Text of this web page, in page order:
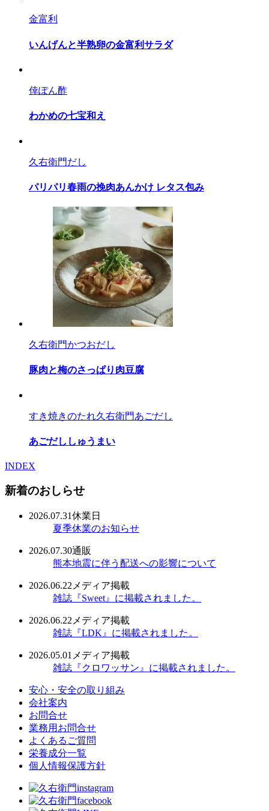
金富利
いんげんと半熟卵の金富利サラダ
倖ぽん酢
わかめの七宝和え
久右衛門だし
パリパリ春雨の挽肉あんかけ レタス包み
久右衛門かつおだし
豚肉と梅のさっぱり肉豆腐
すき焼きのたれ久右衛門あごだし
あごだししゅうまい
INDEX
新着のおしらせ
2026.07.31休業日
夏季休業のお知らせ
2026.07.30通販
熊本地震に伴う配送への影響について
2026.06.22 メディア掲載
雑誌『Sweet』に掲載されました。
2026.06.22 メディア掲載
雑誌『LDK』に掲載されました。
2026.05.01 メディア掲載
雑誌『クロワッサン』に掲載されました。
安心・安全の取り組み
会社案内
お問合せ
業務用お問合せ
よくあるご質問
栄養成分一覧
個人情報保護方針